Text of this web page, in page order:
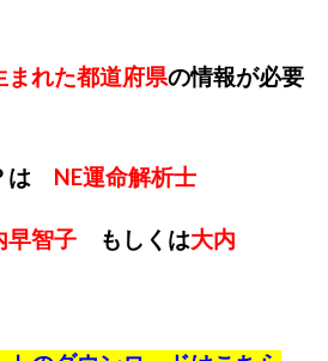
まれた都道府県の情報が必要
は NE運命解析士
早智子 もしくは大内